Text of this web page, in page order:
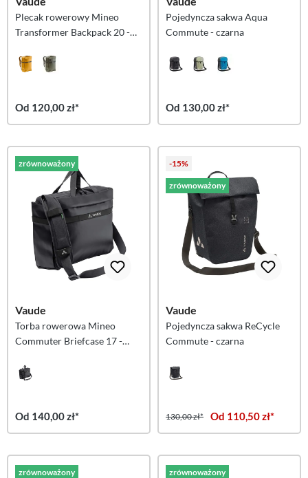
Plecak rowerowy Mineo
Transformer Backpack 20 -
Od 120,00 zł*
Pojedyncza sakwa Aqua
Commute - czarna
Od 130,00 zł*
zrównoważony
Vaude
Torba rowerowa Mineo
Commuter Briefcase 17 -
Od 140,00 zł*
-15%
zrównoważony
Vaude
Pojedyncza sakwa ReCycle
Commute - czarna
130,00 zł* Od 110,50 zł*
zrównoważony zrównoważony